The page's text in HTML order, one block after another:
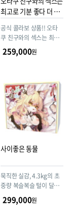
최고로 기분 좋다 더 홀
공식 콜라보 상품!! 오타
쿠 친구와의 섹스는 최고
로 기분 좋다 더 홀 미요시
의 생엉덩이
259,000원
사이좋은 동물
묵직한 실감, 4.3kg의 초
중량 복슬복슬 털이 달린
케모노 커버 포함 진짜 케
모너라면 놓칠 수 없는 만
299,000원